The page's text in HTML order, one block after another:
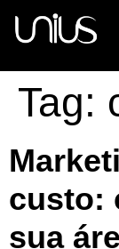
Tag:
custo:
sua